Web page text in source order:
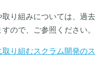
り組みについては、過去
ので、ご参照ください。
り組むスクラム開発のス